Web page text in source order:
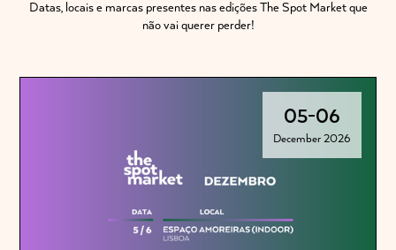
Datas, locais e marcas presentes nas edições The Spot Market que
não vai querer perder!
05-06
December 2026